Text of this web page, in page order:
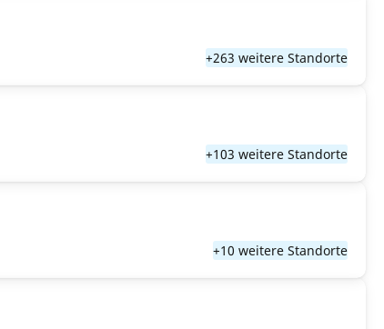
+263 weitere Standorte
+103 weitere Standorte
+10 weitere Standorte